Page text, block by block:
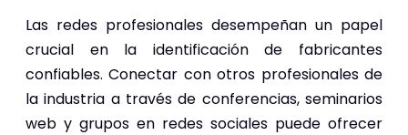
Las redes profesionales desempeñan un papel
crucial en la identificación de fabricantes
confiables. Conectar con otros profesionales de
la industria a través de conferencias, seminarios
web y grupos en redes sociales puede ofrecer